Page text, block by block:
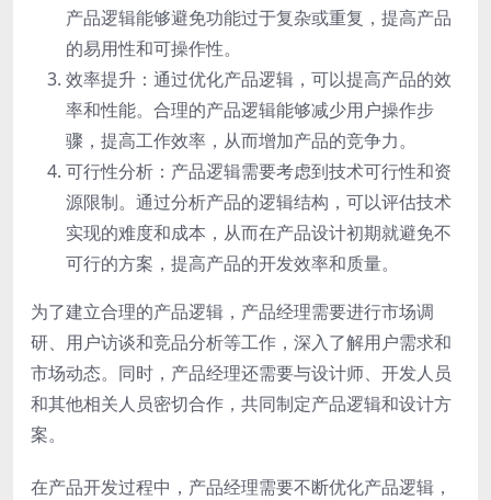
产品逻辑能够避免功能过于复杂或重复，提高产品
的易用性和可操作性。
效率提升：通过优化产品逻辑，可以提高产品的效
率和性能。合理的产品逻辑能够减少用户操作步
骤，提高工作效率，从而增加产品的竞争力。
可行性分析：产品逻辑需要考虑到技术可行性和资
源限制。通过分析产品的逻辑结构，可以评估技术
实现的难度和成本，从而在产品设计初期就避免不
可行的方案，提高产品的开发效率和质量。
为了建立合理的产品逻辑，产品经理需要进行市场调
研、用户访谈和竞品分析等工作，深入了解用户需求和
市场动态。同时，产品经理还需要与设计师、开发人员
和其他相关人员密切合作，共同制定产品逻辑和设计方
案。
在产品开发过程中，产品经理需要不断优化产品逻辑，